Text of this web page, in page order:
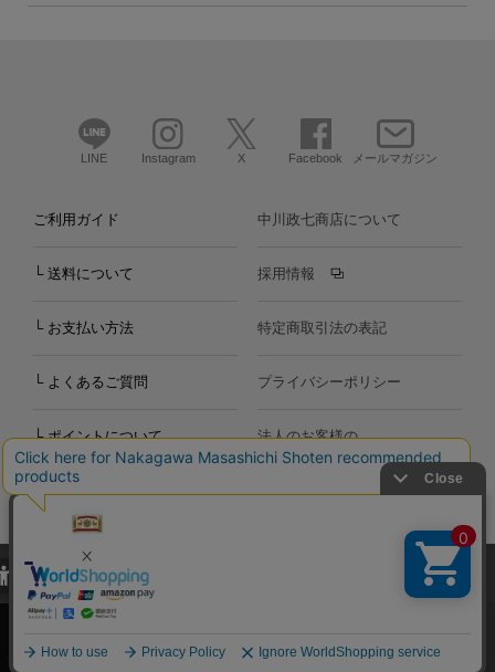
LINE Instagram X Facebook メールマガジン
ご利用ガイド
└ 送料について
└ お支払い方法
└ よくあるご質問
└ ポイントについて
お問い合わせ
中川政七商店について
採用情報
特定商取引法の表記
プライバシーポリシー
法人のお客様の
お問い合わせ
Copyright©2000-2026
Nakagawa Masashichi Shoten All Rights Reserved.
当サイトでは、当サイト内における閲覧履歴・属性情報などの取得およ
び利便性向上のためにクッキー（Cookie）を使用いたします。詳細に
関しては「プライバシーポリシー
承諾する